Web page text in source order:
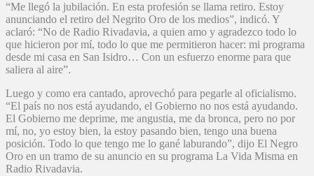
“Me llegó la jubilación. En esta profesión se llama retiro. Estoy
anunciando el retiro del Negrito Oro de los medios”, indicó. Y
aclaró: “No de Radio Rivadavia, a quien amo y agradezco todo lo
que hicieron por mí, todo lo que me permitieron hacer: mi programa
desde mi casa en San Isidro… Con un esfuerzo enorme para que
saliera al aire”.
Luego y como era cantado, aprovechó para pegarle al oficialismo.
“El país no nos está ayudando, el Gobierno no nos está ayudando.
El Gobierno me deprime, me angustia, me da bronca, pero no por
mí, no, yo estoy bien, la estoy pasando bien, tengo una buena
posición. Todo lo que tengo me lo gané laburando”, dijo El Negro
Oro en un tramo de su anuncio en su programa La Vida Misma en
Radio Rivadavia.